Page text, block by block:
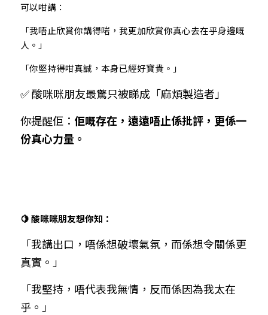
可以咁講：
「我唔止欣賞你講得啱，我更加欣賞你真心去在乎身邊嘅
人。」
「你堅持得咁真誠，本身已經好寶貴。」
✅ 酸咪咪朋友最驚只被睇成「麻煩製造者」
你提醒佢： 佢嘅存在，遠遠唔止係批評，更係一
份真心力量。
🍋 酸咪咪朋友想你知：
「我講出口，唔係想破壞氣氛，而係想令關係更
真實。」
「我堅持，唔代表我無情，反而係因為我太在
乎。」